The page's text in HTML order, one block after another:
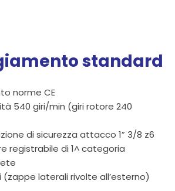
standard
norme CE
540 giri/min (giri rotore 240
di sicurezza attacco 1” 3/8 z6
registrabile di 1^ categoria
(zappe laterali rivolte all’esterno)